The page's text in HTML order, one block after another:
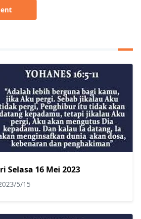
Selasa 16 Mei 2023
5/15